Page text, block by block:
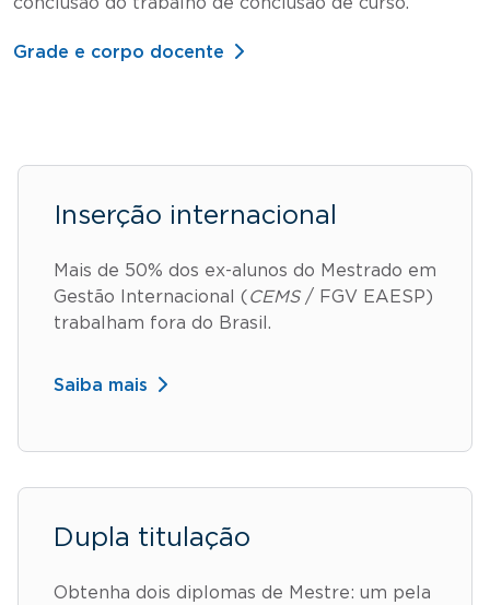
Grade e corpo docente
Inserção internacional
Mais de 50% dos ex-alunos do Mestrado em
Gestão Internacional ( CEMS/ FGV EAESP)
trabalham fora do Brasil.
Saiba mais
Dupla titulação
Obtenha dois diplomas de Mestre: um pela